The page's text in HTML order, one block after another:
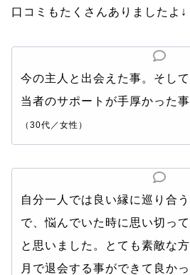
口コミもたくさんありましたよ↓
今の主人と出会えた事。そし
当者のサポートが手厚かった事
（30代／女性）
自分一人では良い縁に巡り合
で、悩んでいた時に思い切っ
と思いました。とても素敵な
月で退会する事ができて良かっ